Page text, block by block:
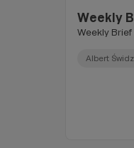
Weekly
Weekly
Albert